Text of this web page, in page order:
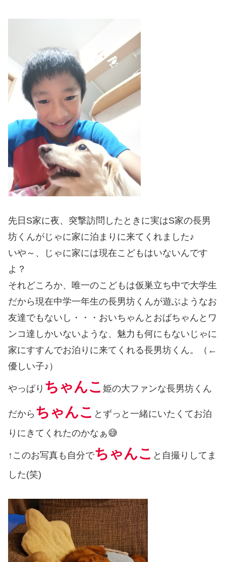
先日S家に夜、突撃訪問したときに実はS家の長男
坊くんがじゃに家に泊まりに来てくれました♪
いや～、じゃに家には現在こどもはいないんです
よ？
それどころか、唯一のこどもは仮巣立ち中で大学生
だから現在中学一年生の長男坊くんが遊ぶようなお
友達でもないし・・・おいちゃんとおばちゃんとワ
ンコ達しかいないような、魅力も何にもないじゃに
家にすすんでお泊りに来てくれる長男坊くん。（←
優しい子♪）
やっぱり ちゃんこ 姫の大ファンな長男坊くん
だから ちゃんこ とずっと一緒にいたくてお泊
りにきてくれたのかなぁ😅
↑このお写真も自分でちゃんこ と自撮りしてま
した(笑)